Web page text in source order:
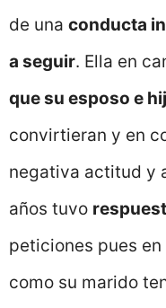
de una conducta
a seguir. Ella en
que su esposo e
convirtieran y en
negativa actitud y
años tuvo
peticiones pues
como su marido